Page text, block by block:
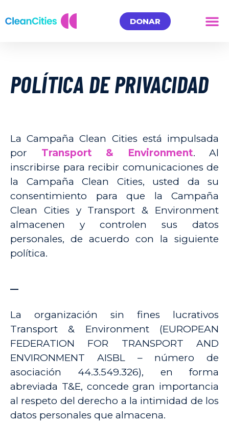
DONAR
POLÍTICA DE PRIVACIDAD
La Campaña Clean Cities está impulsada
por Transport & Environment. Al
inscribirse para recibir comunicaciones de
la Campaña Clean Cities, usted da su
consentimiento para que la Campaña
Clean Cities y Transport & Environment
almacenen y controlen sus datos
personales, de acuerdo con la siguiente
política.
La organización sin fines lucrativos
Transport & Environment (EUROPEAN
FEDERATION FOR TRANSPORT AND
ENVIRONMENT AISBL – número de
asociación 44.3.549.326), en forma
abreviada T&E, concede gran importancia
al respeto del derecho a la intimidad de los
datos personales que almacena.